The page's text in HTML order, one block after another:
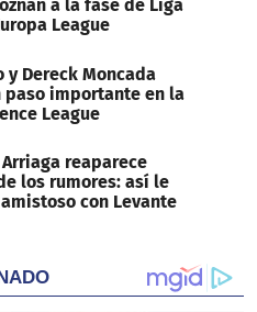
a la fase de Liga
League
y Dereck Moncada
paso importante en la
League
reaparece
los rumores: así le
con Levante